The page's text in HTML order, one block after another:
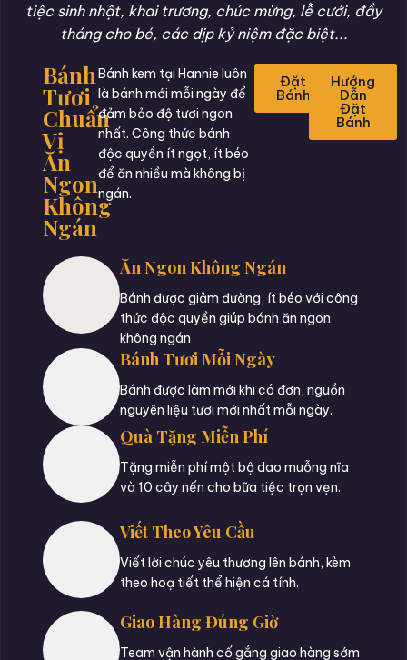
tiệc sinh nhật, khai trương, chúc mừng, lễ cưới, đầy
tháng cho bé, các dịp kỷ niệm đặc biệt...
Bánh
Tươi
Chuẩn
Vị
Ăn
Ngon
Không
Ngán
Bánh kem tại Hannie luôn
là bánh mới mỗi ngày để
đảm bảo độ tươi ngon
nhất. Công thức bánh
độc quyền ít ngọt, ít béo
để ăn nhiều mà không bị
ngán.
Đặt
Bánh
Hướng
Dẫn
Đặt
Bánh
Ăn Ngon Không Ngán
Bánh được giảm đường, ít béo với công
thức độc quyền giúp bánh ăn ngon
không ngán
Bánh Tươi Mỗi Ngày
Bánh được làm mới khi có đơn, nguồn
nguyên liệu tươi mới nhất mỗi ngày.
Quà Tặng Miễn Phí
Tặng miễn phí một bộ dao muỗng nĩa
và 10 cây nến cho bữa tiệc trọn vẹn.
Viết Theo Yêu Cầu
Viết lời chúc yêu thương lên bánh, kèm
theo hoạ tiết thể hiện cá tính.
Giao Hàng Đúng Giờ
Team vận hành cố gắng giao hàng sớm